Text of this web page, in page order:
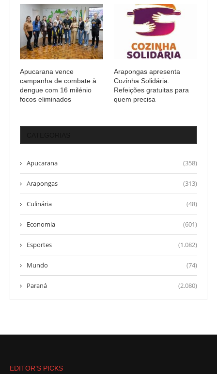
Apucarana vence
campanha de combate à
dengue com 16 milénio
focos eliminados
Arapongas apresenta
Cozinha Solidária:
Refeições gratuitas para
quem precisa
Apucarana (358)
Arapongas (313)
Culinária (48)
Economia (601)
Esportes (1.082)
Mundo (74)
Paraná (2.080)
EDITOR’S PICKS